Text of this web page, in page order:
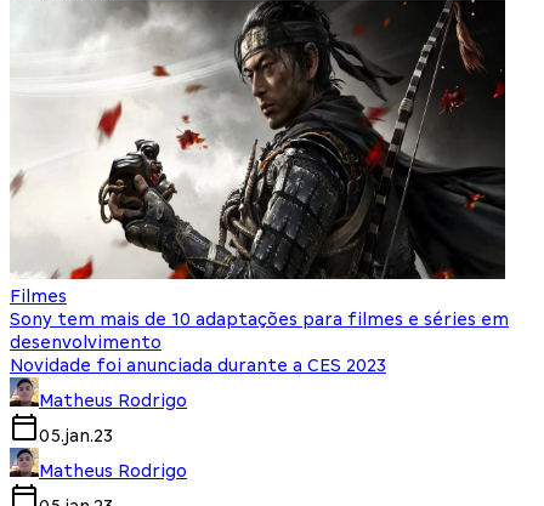
Filmes
Sony tem mais de 10 adaptações para filmes e séries em
desenvolvimento
Novidade foi anunciada durante a CES 2023
Matheus Rodrigo
05.jan.23
Matheus Rodrigo